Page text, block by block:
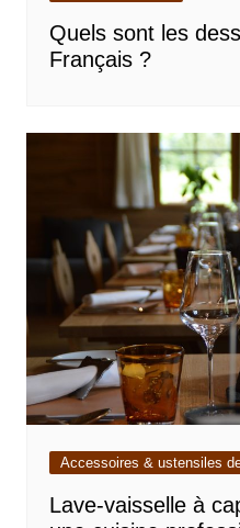
Quels sont les
Français ?
Accessoires & ustensiles
Lave-vaisselle à